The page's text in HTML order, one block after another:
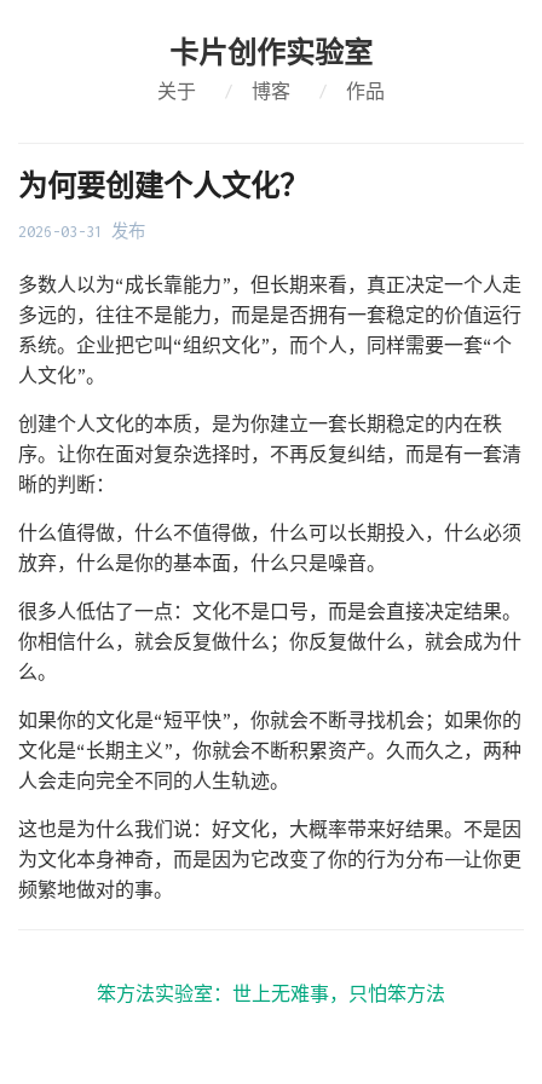
卡片创作实验室
关于 / 博客 / 作品
为何要创建个人文化？
2026-03-31 发布
多数人以为“成长靠能力”，但长期来看，真正决定一个人走
多远的，往往不是能力，而是是否拥有一套稳定的价值运行
系统。企业把它叫“组织文化”，而个人，同样需要一套“个
人文化”。
创建个人文化的本质，是为你建立一套长期稳定的内在秩
序。让你在面对复杂选择时，不再反复纠结，而是有一套清
晰的判断：
什么值得做，什么不值得做，什么可以长期投入，什么必须
放弃，什么是你的基本面，什么只是噪音。
很多人低估了一点：文化不是口号，而是会直接决定结果。
你相信什么，就会反复做什么；你反复做什么，就会成为什
么。
如果你的文化是“短平快”，你就会不断寻找机会；如果你的
文化是“长期主义”，你就会不断积累资产。久而久之，两种
人会走向完全不同的人生轨迹。
这也是为什么我们说：好文化，大概率带来好结果。不是因
为文化本身神奇，而是因为它改变了你的行为分布——让你更
频繁地做对的事。
笨方法实验室：世上无难事，只怕笨方法